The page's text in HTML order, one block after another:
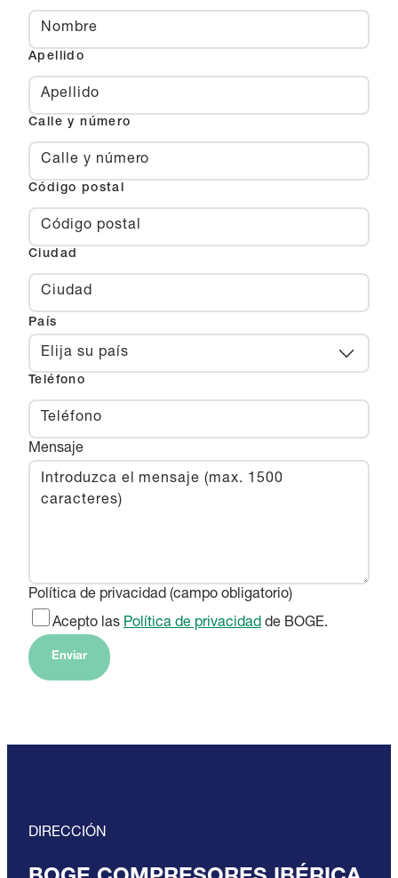
Apellido
Calle y número
Código postal
Ciudad
País
Elija su país
Teléfono
Mensaje
Política de privacidad (campo obligatorio)
Acepto las Política de privacidad de BOGE.
Enviar
DIRECCIÓN